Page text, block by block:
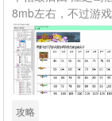
8mb左右，不过游
攻略